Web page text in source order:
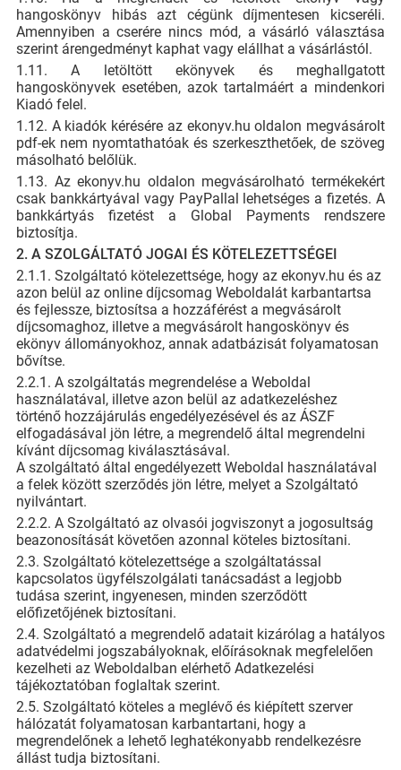
hangoskönyv hibás azt cégünk díjmentesen kicseréli.
Amennyiben a cserére nincs mód, a vásárló választása
szerint árengedményt kaphat vagy elállhat a vásárlástól.
1.11. A letöltött ekönyvek és meghallgatott
hangoskönyvek esetében, azok tartalmáért a mindenkori
Kiadó felel.
1.12. A kiadók kérésére az ekonyv.hu oldalon megvásárolt
pdf-ek nem nyomtathatóak és szerkeszthetőek, de szöveg
másolható belőlük.
1.13. Az ekonyv.hu oldalon megvásárolható termékekért
csak bankkártyával vagy PayPallal lehetséges a fizetés. A
bankkártyás fizetést a Global Payments rendszere
biztosítja.
2. A SZOLGÁLTATÓ JOGAI ÉS KÖTELEZETTSÉGEI
2.1.1. Szolgáltató kötelezettsége, hogy az ekonyv.hu és az
azon belül az online díjcsomag Weboldalát karbantartsa
és fejlessze, biztosítsa a hozzáférést a megvásárolt
díjcsomaghoz, illetve a megvásárolt hangoskönyv és
ekönyv állományokhoz, annak adatbázisát folyamatosan
bővítse.
2.2.1. A szolgáltatás megrendelése a Weboldal
használatával, illetve azon belül az adatkezeléshez
történő hozzájárulás engedélyezésével és az ÁSZF
elfogadásával jön létre, a megrendelő által megrendelni
kívánt díjcsomag kiválasztásával.
A szolgáltató által engedélyezett Weboldal használatával
a felek között szerződés jön létre, melyet a Szolgáltató
nyilvántart.
2.2.2. A Szolgáltató az olvasói jogviszonyt a jogosultság
beazonosítását követően azonnal köteles biztosítani.
2.3. Szolgáltató kötelezettsége a szolgáltatással
kapcsolatos ügyfélszolgálati tanácsadást a legjobb
tudása szerint, ingyenesen, minden szerződött
előfizetőjének biztosítani.
2.4. Szolgáltató a megrendelő adatait kizárólag a hatályos
adatvédelmi jogszabályoknak, előírásoknak megfelelően
kezelheti az Weboldalban elérhető Adatkezelési
tájékoztatóban foglaltak szerint.
2.5. Szolgáltató köteles a meglévő és kiépített szerver
hálózatát folyamatosan karbantartani, hogy a
megrendelőnek a lehető leghatékonyabb rendelkezésre
állást tudja biztosítani.